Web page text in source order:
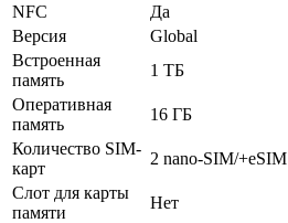
NFC
Да
Версия
Global
Встроенная
память
1 ТБ
Оперативная
память
16 ГБ
Количество SIM-
карт
2 nano-SIM/+eSIM
Слот для карты
памяти
Нет